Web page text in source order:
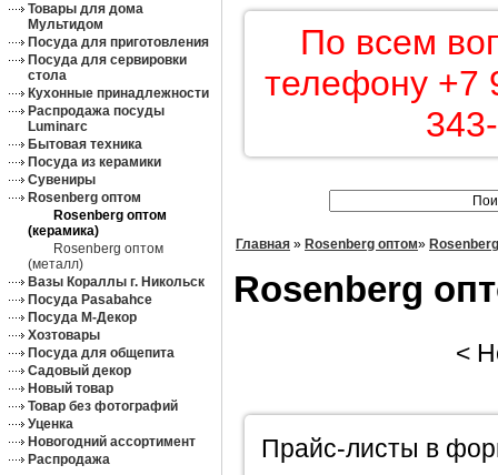
Товары для дома
Мультидом
Посуда для приготовления
Посуда для сервировки
стола
Кухонные принадлежности
Распродажа посуды
Luminarc
Бытовая техника
Посуда из керамики
Сувениры
Rosenberg оптом
Rosenberg оптом
(керамика)
Rosenberg оптом
(металл)
Вазы Кораллы г. Никольск
Посуда Pasabahce
Посуда М-Декор
Хозтовары
Посуда для общепита
Садовый декор
Новый товар
Товар без фотографий
Уценка
Новогодний ассортимент
Распродажа
По всем
телефону +7
Главная » Rosenberg оптом»
Rosenberg
<
Прайс-листы в